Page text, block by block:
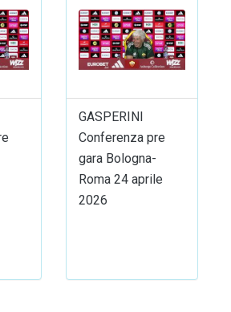
GASPERINI
Conferenza pre
gara Bologna-
Roma 24 aprile
2026